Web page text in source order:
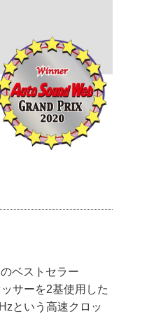
ベストセラー
サーを2基使用した
という高速クロッ